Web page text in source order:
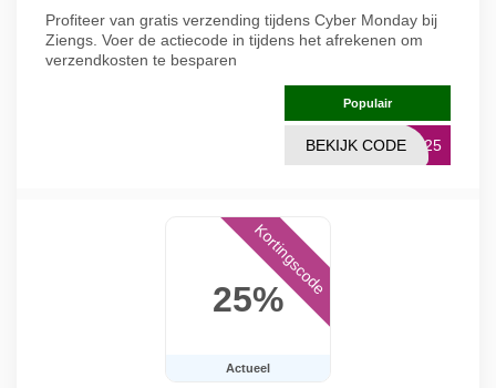
Profiteer van gratis verzending tijdens Cyber Monday bij
Ziengs. Voer de actiecode in tijdens het afrekenen om
verzendkosten te besparen
Populair
BF25
BEKIJK CODE
25%
Actueel
Kortingscode